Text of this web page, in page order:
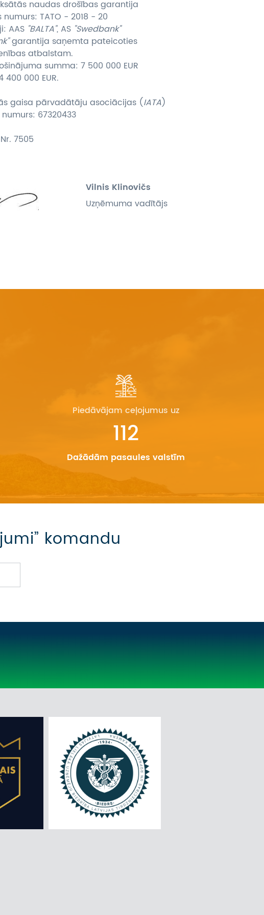
ATSAUKSMES PAR CEĻOJUMU
VĪZU ANKETAS
Seko mums:
naudas drošības garantija
TATO - 2018 - 20
AAS "BALTA", AS "Swedbank"
garantija saņemta pateicoties
atbalstam.
summa: 7 500 000 EUR
400 000 EUR.
gaisa pārvadātāju asociācijas (IATA)
67320433
7505
Vilnis Klinovičs
Uzņēmuma vadītājs
Piedāvājam ceļojumus uz
112
Dažādām pasaules valstīm
komandu